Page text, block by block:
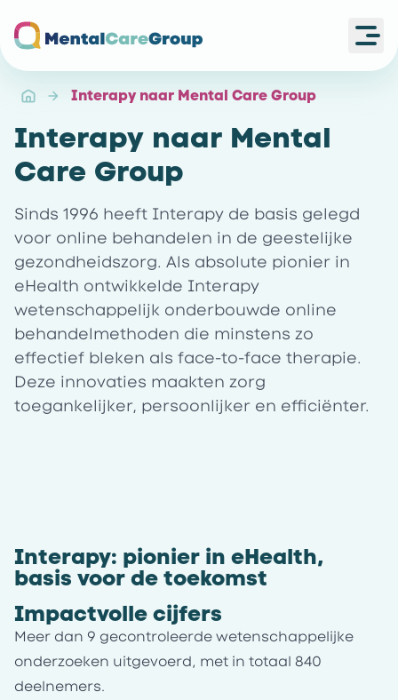
Interapy naar Mental Care Group
Interapy naar Mental
Care Group
Sinds 1996 heeft Interapy de basis gelegd
voor online behandelen in de geestelijke
gezondheidszorg. Als absolute pionier in
eHealth ontwikkelde Interapy
wetenschappelijk onderbouwde online
behandelmethoden die minstens zo
effectief bleken als face-to-face therapie.
Deze innovaties maakten zorg
toegankelijker, persoonlijker en efficiënter.
Interapy: pionier in eHealth,
basis voor de toekomst
Impactvolle cijfers
Meer dan 9 gecontroleerde wetenschappelijke
onderzoeken uitgevoerd, met in totaal 840
deelnemers.